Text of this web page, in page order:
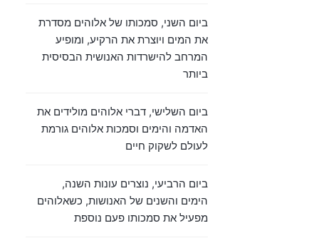
ביום השני, סמכותו של אלוהים מסדרת
את המים ויוצרת את הרקיע, ומופיע
המרחב להישרדות האנושית הבסיסית
ביותר
ביום השלישי, דברי אלוהים מולידים את
האדמה והימים וסמכות אלוהים גורמת
לעולם לשקוק חיים
ביום הרביעי, נוצרים עונות השנה,
הימים והשנים של האנושות, כשאלוהים
מפעיל את סמכותו פעם נוספת